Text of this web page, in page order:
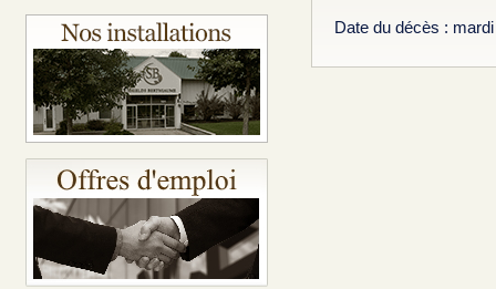
Date du décès :